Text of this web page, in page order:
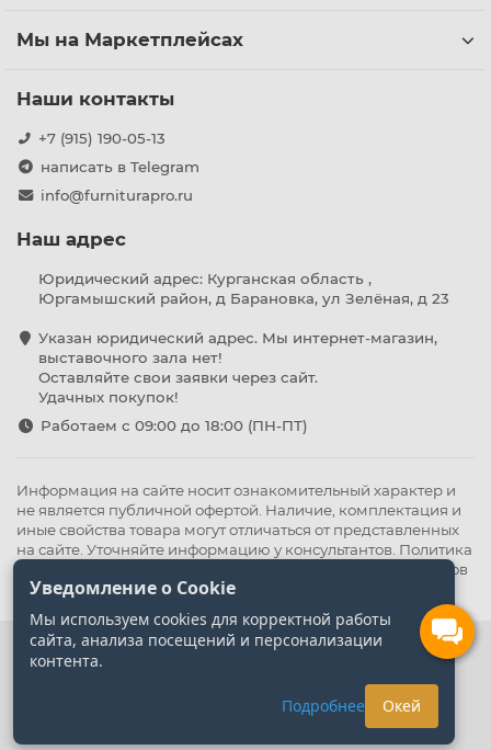
Мы на Маркетплейсах
Наши контакты
+7 (915) 190-05-13
написать в Telegram
info@furniturapro.ru
Наш адрес
Юридический адрес: Курганская область ,
Юргамышский район, д Барановка, ул Зелёная, д 23
Указан юридический адрес. Мы интернет-магазин,
выставочного зала нет!
Оставляйте свои заявки через сайт.
Удачных покупок!
Работаем с 09:00 до 18:00 (ПН-ПТ)
Информация на сайте носит ознакомительный характер и
не является публичной офертой. Наличие, комплектация и
иные свойства товара могут отличаться от представленных
на сайте. Уточняйте информацию у консультантов. Политика
Политика обработки файлов
cookie
Уведомление о Cookie
Мы используем cookies для корректной работы
сайта, анализа посещений и персонализации
контента.
Подробнее Окей